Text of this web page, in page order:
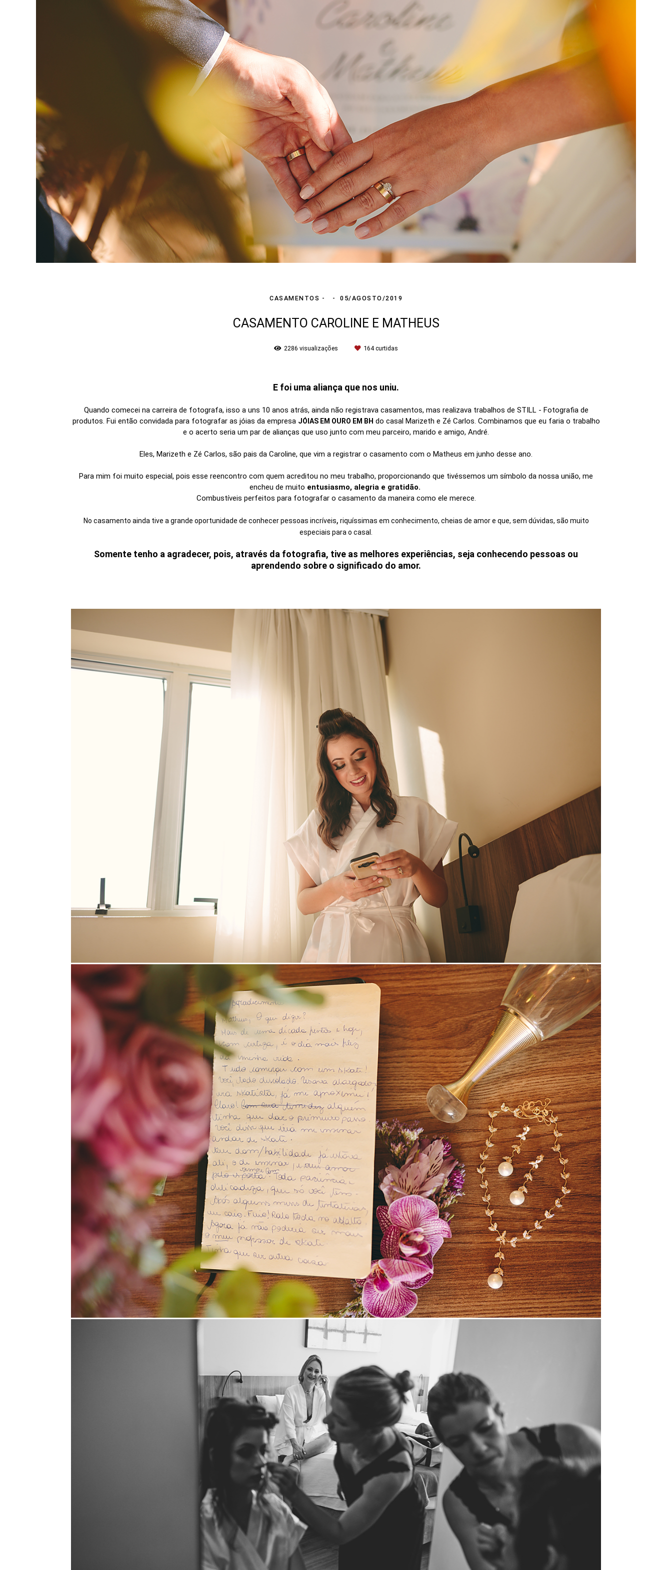
CASAMENTOS 05/AGOSTO/2019
CASAMENTO CAROLINE E MATHEUS
2286 visualizações 164curtidas
E foi uma aliança que nos uniu.
Quando comecei na carreira de fotografa, isso a uns 10 anos atrás, ainda não registrava casamentos, mas realizava trabalhos de STILL - Fotografia de
produtos. Fui então convidada para fotografar as jóias da empresa JÓIAS EM OURO EM BH do casal Marizeth e Zé Carlos. Combinamos que eu faria o trabalho
e o acerto seria um par de alianças que uso junto com meu parceiro, marido e amigo, André.
Eles, Marizeth e Zé Carlos, são pais da Caroline, que vim a registrar o casamento com o Matheus em junho desse ano.
Para mim foi muito especial, pois esse reencontro com quem acreditou no meu trabalho, proporcionando que tivéssemos um símbolo da nossa união, me
encheu de muito entusiasmo, alegria e gratidão.
Combustíveis perfeitos para fotografar o casamento da maneira como ele merece.
No casamento ainda tive a grande oportunidade de conhecer pessoas incríveis, riquíssimas em conhecimento, cheias de amor e que, sem dúvidas, são muito
especiais para o casal.
Somente tenho a agradecer, pois, através da fotografia, tive as melhores experiências, seja conhecendo pessoas ou
aprendendo sobre o significado do amor.